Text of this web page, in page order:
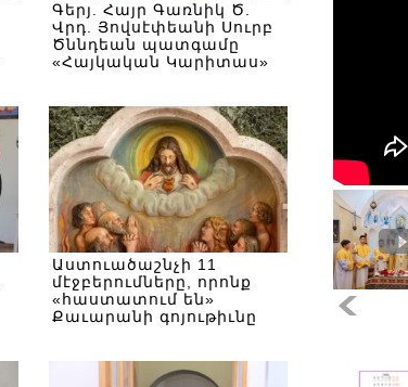
Գերյ. Հայր Գառնիկ Ծ.
Վրդ. Յովսէփեանի Սուրբ
Ծննդեան պատգամը
«Հայկական Կարիտաս»
Աստուածաշնչի 11
մէջբերումները, որոնք
«հաստատում են»
Քաւարանի գոյութիւնը